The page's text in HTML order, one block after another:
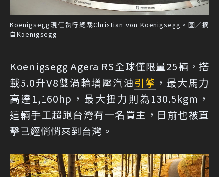
Koenigsegg現任執行總裁Christian von Koenigsegg。圖／摘
自Koenigsegg
Koenigsegg Agera RS全球僅限量25輛，搭
載5.0升V8雙渦輪增壓汽油引擎 ，最大馬力
高達1,160hp，最大扭力則為130.5kgm，
這輛手工超跑台灣有一名買主，日前也被直
擊已經悄悄來到台灣。